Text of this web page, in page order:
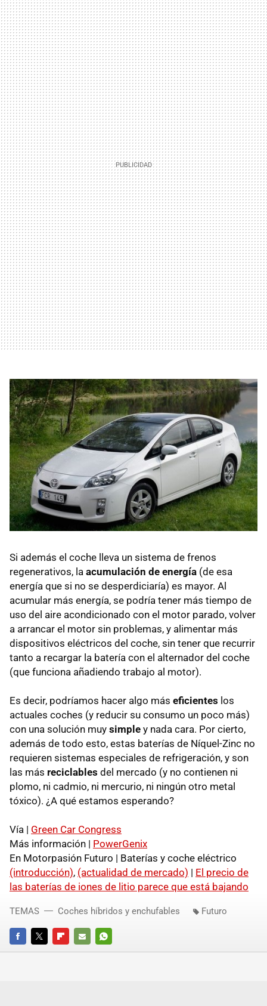
Si además el coche lleva un sistema de frenos
regenerativos, la acumulación de energía (de esa
energía que si no se desperdiciaría) es mayor. Al
acumular más energía, se podría tener más tiempo de
uso del aire acondicionado con el motor parado, volver
a arrancar el motor sin problemas, y alimentar más
dispositivos eléctricos del coche, sin tener que recurrir
tanto a recargar la batería con el alternador del coche
(que funciona añadiendo trabajo al motor).
Es decir, podríamos hacer algo más eficientes los
actuales coches (y reducir su consumo un poco más)
con una solución muy simple y nada cara. Por cierto,
además de todo esto, estas baterías de Níquel-Zinc no
requieren sistemas especiales de refrigeración, y son
las más reciclables del mercado (y no contienen ni
plomo, ni cadmio, ni mercurio, ni ningún otro metal
tóxico). ¿A qué estamos esperando?
Vía | Green Car Congress
Más información | PowerGenix
En Motorpasión Futuro | Baterías y coche eléctrico
(introducción), (actualidad de mercado) | El precio de
las baterías de iones de litio parece que está bajando
FACEBOOKTWITTERFLIPBOARD
E-
WHATSAPP
TEMAS Coches híbridos y enchufables Futuro